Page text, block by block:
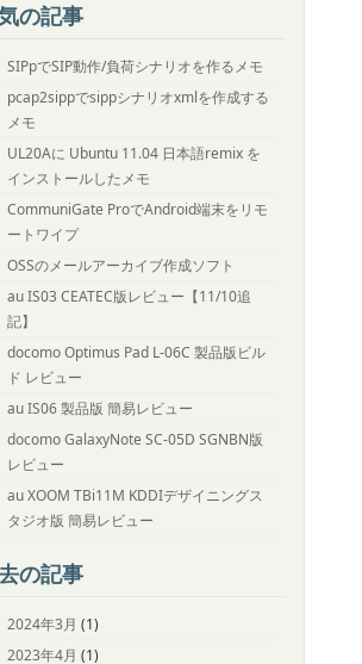
の記事
SIPpでSIP動作/負荷シナリオを作るメモ
pcap2sippでsippシナリオxmlを作成する
メモ
UL20Aに Ubuntu 11.04 日本語remix を
インストールしたメモ
CommuniGate ProでAndroid端末をリモ
ートワイプ
OSSのメールアーカイブ作成ソフト
au IS03 CEATEC版レビュー【11/10追
記】
docomo Optimus Pad L-06C 製品版ビル
ド レビュー
au IS06 製品版 簡易レビュー
docomo GalaxyNote SC-05D SGNBN版
レビュー
au XOOM TBi11M KDDIデザイニングス
タジオ版 簡易レビュー
の記事
2024年3月 (1)
2023年4月 (1)